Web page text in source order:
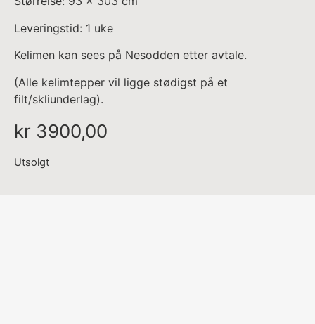
Leveringstid: 1 uke
Kelimen kan sees på Nesodden etter avtale.
(Alle kelimtepper vil ligge stødigst på et
filt/skliunderlag).
kr 3900,00
Utsolgt